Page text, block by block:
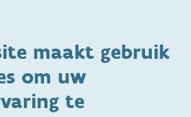
maakt gebruik
om uw
te
Gezinsleven
Adoptie
Kinderwens